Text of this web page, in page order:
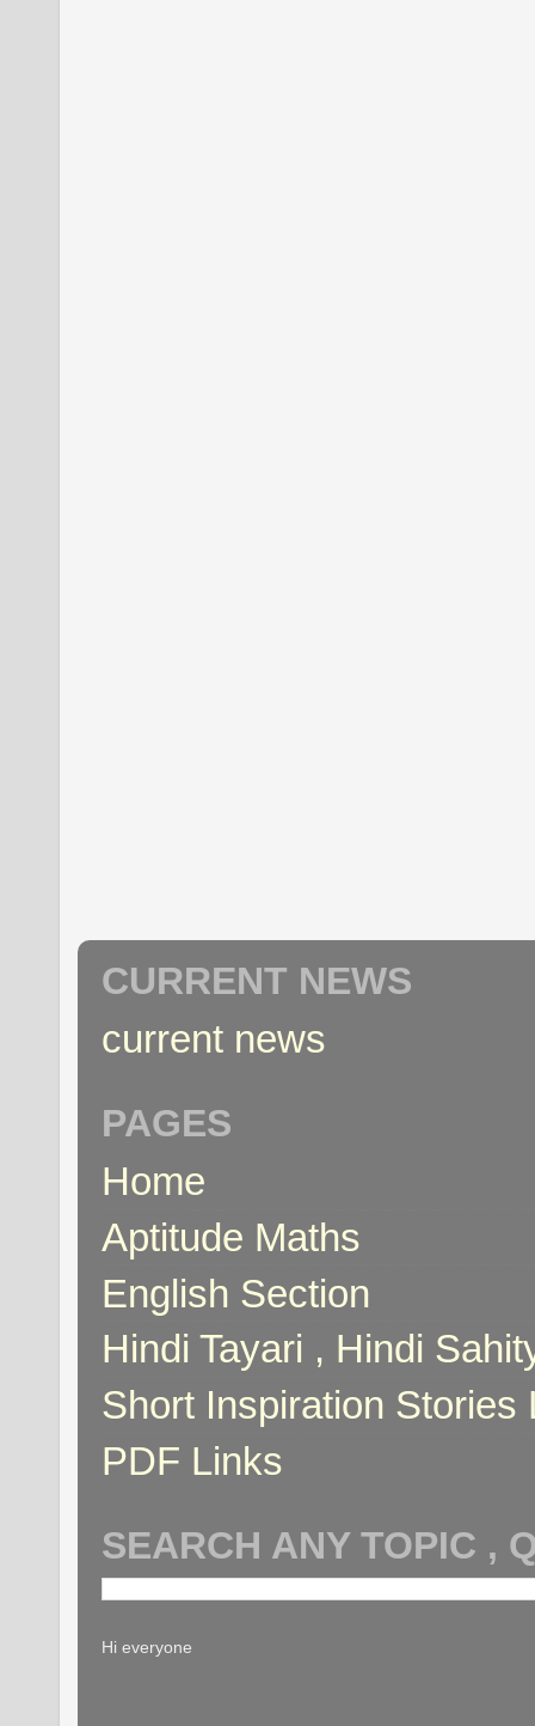
CURRENT NEWS
current news
PAGES
Home
Aptitude Maths
English Section
Hindi Tayari , Hindi
Short Inspiration Stories
PDF Links
SEARCH ANY TOPIC ,
Hi everyone